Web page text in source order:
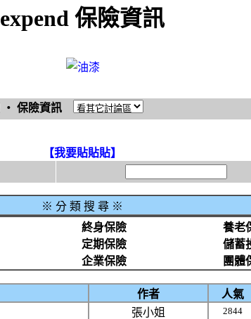
expend 保險資訊
‧ 保險資訊
【我要貼貼貼】
※ 分 類 搜 尋 ※
終身保險 養老
定期保險 儲蓄
企業保險 團體
作者 人氣
張小姐 2844